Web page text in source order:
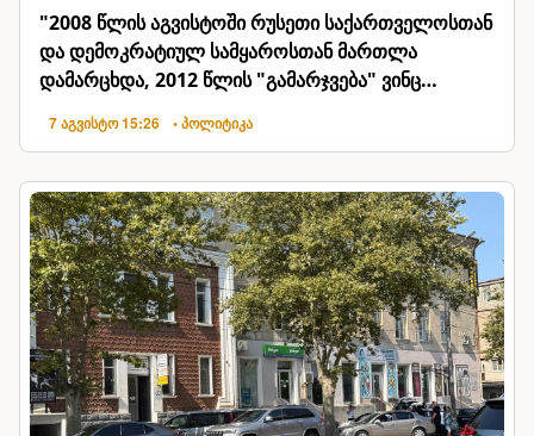
"2008 წლის აგვისტოში რუსეთი საქართველოსთან
და დემოკრატიულ სამყაროსთან მართლა
დამარცხდა, 2012 წლის "გამარჯვება" ვინც
იზეიმეთ, ეგ იყო ქართული ისტორიული
კატასტროფა"
7 აგვისტო 15:26 • პოლიტიკა